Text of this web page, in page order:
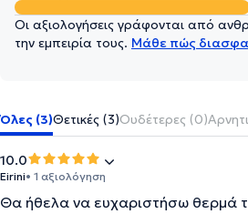
Οι αξιολογήσεις γράφονται από
την εμπειρία τους. Μάθε πώς
Όλες (3)Θετικές (3)Ουδέτερες (0)
10.0
Eirini• 1 αξιολόγηση
Θα ήθελα να ευχαριστήσω θερμά